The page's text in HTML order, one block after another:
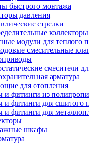
быстрого монтажа
давления
стрелки
коллекторы
модули для теплого
смесительные
смесители
арматура
для отопления
и фитинги из
и фитинги для сшитого
и фитинги для
шкафы